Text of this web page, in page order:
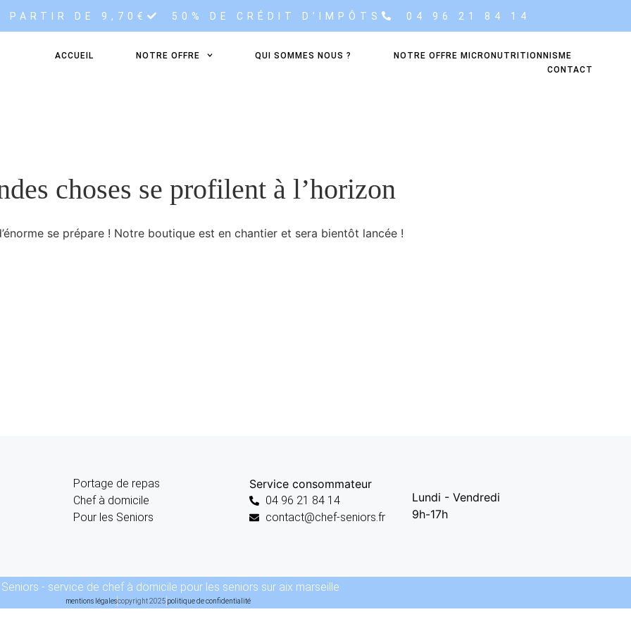
PARTIR DE 9,70€ 50% DE CRÉDIT D’IMPÔTS 04 96 21 84 14
ACCUEIL NOTRE OFFRE QUI SOMMES NOUS ?
NOTRE OFFRE MICRONUTRITIONNISME
CONTACT
choses se profilent à l’horizon
se prépare ! Notre boutique est en chantier et sera bientôt lancée !
Portage de repas
Chef à domicile
Pour les Seniors
Service consommateur
04 96 21 84 14
contact@chef-seniors.fr
Lundi - Vendredi
9h-17h
- service de chef à domicile pour les seniors sur aix marseille
mentions légalescopyright 2025 politique de confidentialité